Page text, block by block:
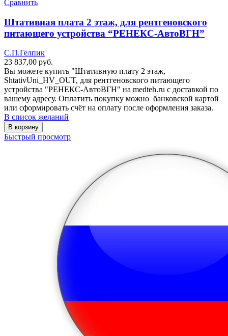
Сравнить
Штативная плата 2 этаж, для рентгеновского
питающего устройства “РЕНЕКС-АвтоВГН”
С.П.Гелпик
23 837,00 руб.
Вы можете купить "Штативную плату 2 этаж,
ShtativUni_HV_OUT, для рентгеновского питающего
устройства "РЕНЕКС-АвтоВГН" на medteh.ru с доставкой по
вашему адресу. Оплатить покупку можно банковской картой
или сформировать счёт на оплату после оформления заказа.
В список желаний
В корзину
Быстрый просмотр